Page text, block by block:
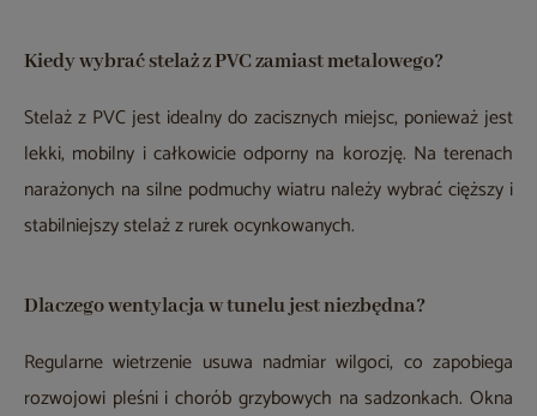
Kiedy wybrać stelaż z PVC zamiast metalowego?
Stelaż z PVC jest idealny do zacisznych miejsc, ponieważ jest
lekki, mobilny i całkowicie odporny na korozję. Na terenach
narażonych na silne podmuchy wiatru należy wybrać cięższy i
stabilniejszy stelaż z rurek ocynkowanych.
Dlaczego wentylacja w tunelu jest niezbędna?
Regularne wietrzenie usuwa nadmiar wilgoci, co zapobiega
rozwojowi pleśni i chorób grzybowych na sadzonkach. Okna